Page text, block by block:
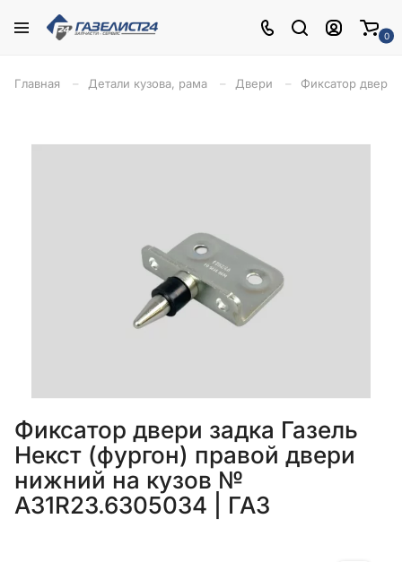
0
Главная Детали кузова, рама Двери Фиксатор двери
Фиксатор двери задка Газель
Некст (фургон) правой двери
нижний на кузов №
А31R23.6305034 | ГАЗ